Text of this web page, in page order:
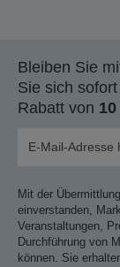
Bleiben Sie
Sie sich
Rabatt von
Mit der
einverstanden,
Veranstaltungen,
Durchführung von
können. Sie